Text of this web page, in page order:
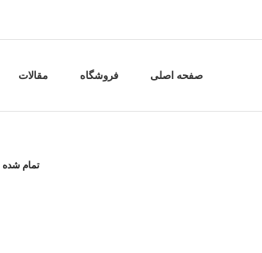
صفحه اصلی فروشگاه مقالات
تمام شده